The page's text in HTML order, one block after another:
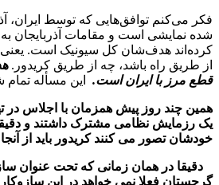
فکر می‌کنم توافق‌هایی که توسط ایران،
شده نمایشی است و مقامات آذربایجان به
کرده‌اند هدف‌شان کل سیونیک است.
از طریق راه باشد، چه از طریق کریدور.
قطع مرز با ایران است. این مسأله
همین چند روز پیش همزمان با اجلاس در
یک رزمایش نظامی مشترک داشتند و
خودشان تصور می کنند کریدور باید از
گرجستان فعلا نمی خواهد در این